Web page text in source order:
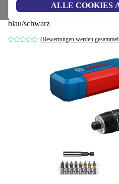
ALLE COOKIES
Bosch Professional
blau/schwarz
(Bewertungen werden